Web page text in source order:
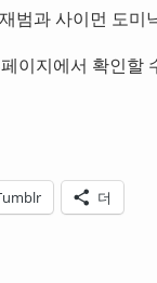
범과 사이먼 도
이지에서 확인할
더